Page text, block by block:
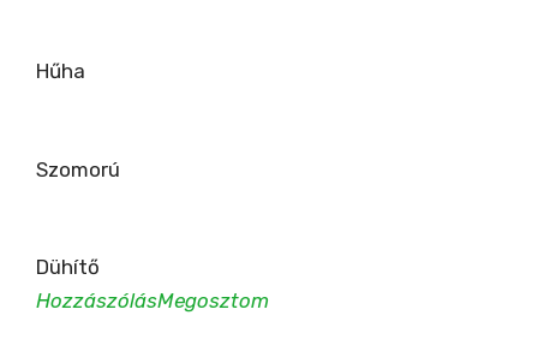
Hűha
Szomorú
Dühítő
HozzászólásMegosztom